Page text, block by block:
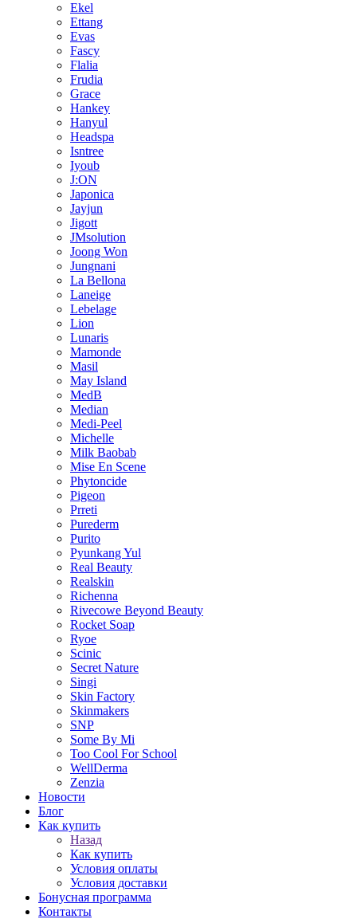
Ekel
Ettang
Evas
Fascy
Flalia
Frudia
Grace
Hankey
Hanyul
Headspa
Isntree
Iyoub
J:ON
Japonica
Jayjun
Jigott
JMsolution
Joong Won
Jungnani
La Bellona
Laneige
Lebelage
Lion
Lunaris
Mamonde
Masil
May Island
MedB
Median
Medi-Peel
Michelle
Milk Baobab
Mise En Scene
Phytoncide
Pigeon
Prreti
Purederm
Purito
Pyunkang Yul
Real Beauty
Realskin
Richenna
Rivecowe Beyond Beauty
Rocket Soap
Ryoe
Scinic
Secret Nature
Singi
Skin Factory
Skinmakers
SNP
Some By Mi
Too Cool For School
WellDerma
Zenzia
Новости
Блог
Как купить
Назад
Как купить
Условия оплаты
Условия доставки
Бонусная программа
Контакты